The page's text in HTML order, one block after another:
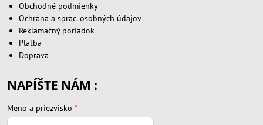
Obchodné podmienky
Ochrana a sprac. osobných údajov
Reklamačný poriadok
Platba
Doprava
NAPÍŠTE NÁM :
Meno a priezvisko *